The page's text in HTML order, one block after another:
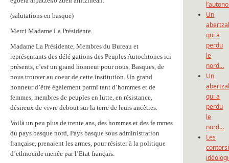
(salutations en basque)
Merci Madame La Présidente.
Madame La Présidente, Membres du Bureau et
représentants des délé gations des Peuples Autochtones ici
présents, c’est un grand honneur pour nous, Basques, de
nous trouver au coeur de cette institution. Un grand
honneur d’être également parmi tant d’hommes et de
femmes, membres de peuples en lutte, en résistance,
désireux de vivre debout sur la terre de leurs ancêtres.
Voilà un peu plus de trente ans, des hommes et des fe mmes
du pays basque nord, Pays basque sous administration
française, prenaient les armes, pour résister à la politique
d’ethnocide menée par l’Etat français.
Un
qui a
perdu
le
nord…
Un
qui a
perdu
le
nord…
Les